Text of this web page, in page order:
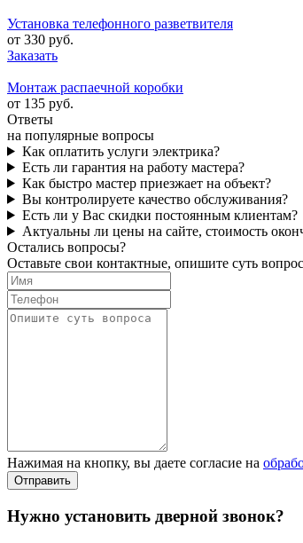
Установка телефонного разветвителя
от 330 руб.
Заказать
Монтаж распаечной коробки
от 135 руб.
Ответы
на популярные вопросы
Как оплатить услуги электрика?
Есть ли гарантия на работу мастера?
Как быстро мастер приезжает на объект?
Вы контролируете качество обслуживания?
Есть ли у Вас скидки постоянным клиентам?
Актуальны ли цены на сайте, стоимость
Остались вопросы?
Оставьте свои контактные, опишите суть
Нажимая на кнопку, вы даете согласие на
Нужно установить дверной звонок?